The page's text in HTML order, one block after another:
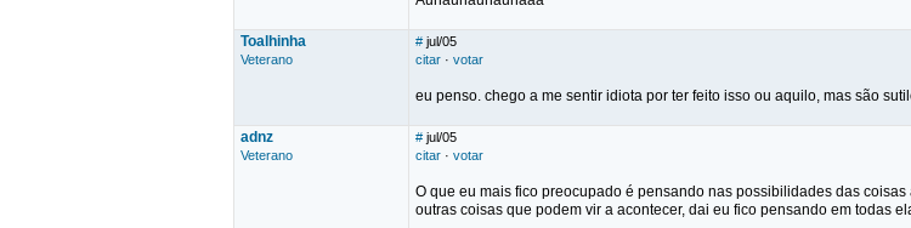
Toalhinha
Veterano
# jul/05
citar · votar
eu penso. chego a me sentir idiota por ter feito isso ou aquilo, mas são
adnz
Veterano
# jul/05
citar · votar
O que eu mais fico preocupado é pensando nas possibilidades das
outras coisas que podem vir a acontecer, dai eu fico pensando em todas